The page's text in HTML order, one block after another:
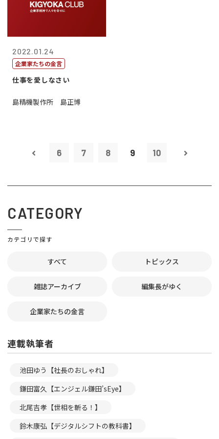
2022.01.24
企業家たちの金言
仕事を愛しなさい
島精機製作所 島正博
6 7 8 9 10
CATEGORY
カテゴリで探す
すべて トピックス
雑誌アーカイブ 編集長がゆく
企業家たちの金言
連載執筆者
池田ゆう【社長のおしゃれ】
鎌田富久【エンジェル鎌田’sEye】
北尾吉孝【世相を斬る！】
鈴木康弘【デジタルシフトの教科書】